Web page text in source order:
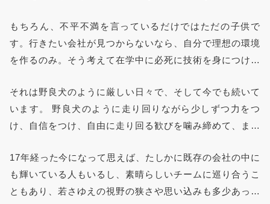
「シューカツ」というものを避ける道を真剣に探しまし
た。
もちろん、不平不満を言っているだけではただの子供で
す。行きたい会社が見つからないなら、自分で理想の環境
を作るのみ。そう考えて在学中に必死に技術を身につけ社
社を起業しました。
それは野良犬のように厳しい日々で、そして今でも続いて
います。 野良犬のように走り回りながら少しずつ力をつ
け、自信をつけ、自由に走り回る歓びを噛み締めて、また
17年経った今になって思えば、たしかに既存の会社の中に
も輝いている人もいるし、素晴らしいチームに巡り合うこ
ともあり、若さゆえの視野の狭さや思い込みも多少あった